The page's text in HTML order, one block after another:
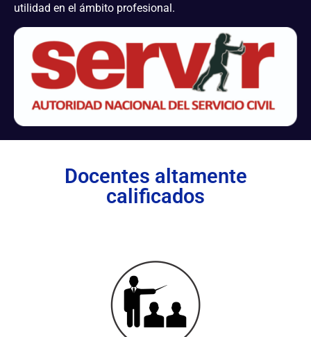
utilidad en el ámbito profesional.
Docentes altamente
calificados